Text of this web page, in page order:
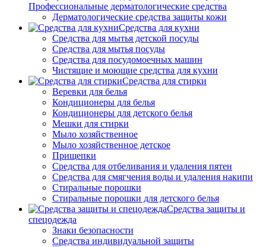
Профессиональные дерматологические средства
Дерматологические средства защиты кожи
Средства для кухни
Средства для мытья детской посуды
Средства для мытья посуды
Средства для посудомоечных машин
Чистящие и моющие средства для кухни
Средства для стирки
Веревки для белья
Кондиционеры для белья
Кондиционеры для детского белья
Мешки для стирки
Мыло хозяйственное
Мыло хозяйственное детское
Прищепки
Средства для отбеливания и удаления пятен
Средства для смягчения воды и удаления накипи
Стиральные порошки
Стиральные порошки для детского белья
Средства защиты и
спецодежда
Знаки безопасности
Средства индивидуальной защиты